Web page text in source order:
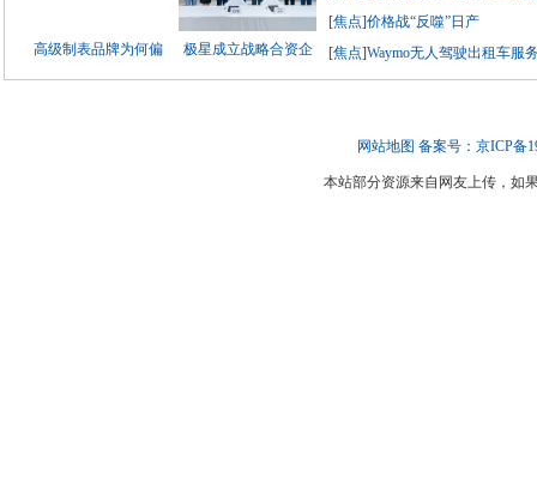
高级制表品牌为何偏 极星成立战略合资企
[焦点]价格战“反噬”日产
[焦点]Waymo无人驾驶出租车服
网站地图 备案号：京ICP备
本站部分资源来自网友上传，如